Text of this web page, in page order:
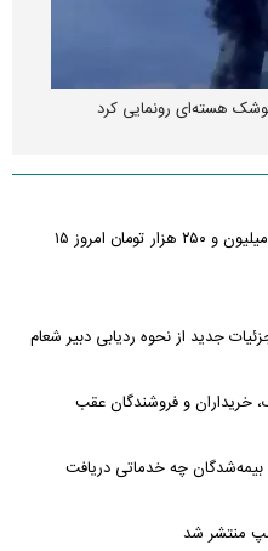
شارژ حساب کارمندان آغاز شد؛ واریز ۴ میلیون و ۲۵۰ هزار تومان امروز ۱۵